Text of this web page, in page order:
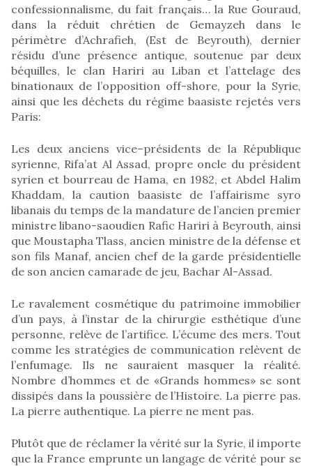
confessionnalisme, du fait français… la Rue Gouraud,
dans la réduit chrétien de Gemayzeh dans le
périmètre d’Achrafieh, (Est de Beyrouth), dernier
résidu d’une présence antique, soutenue par deux
béquilles, le clan Hariri au Liban et l’attelage des
binationaux de l’opposition off-shore, pour la Syrie,
ainsi que les déchets du régime baasiste rejetés vers
Paris:
Les deux anciens vice–présidents de la République
syrienne, Rifa’at Al Assad, propre oncle du président
syrien et bourreau de Hama, en 1982, et Abdel Halim
Khaddam, la caution baasiste de l’affairisme syro
libanais du temps de la mandature de l’ancien premier
ministre libano-saoudien Rafic Hariri à Beyrouth, ainsi
que Moustapha Tlass, ancien ministre de la défense et
son fils Manaf, ancien chef de la garde présidentielle
de son ancien camarade de jeu, Bachar Al-Assad.
Le ravalement cosmétique du patrimoine immobilier
d’un pays, à l’instar de la chirurgie esthétique d’une
personne, relève de l’artifice. L’écume des mers. Tout
comme les stratégies de communication relèvent de
l’enfumage. Ils ne sauraient masquer la réalité.
Nombre d’hommes et de «Grands hommes» se sont
dissipés dans la poussière de l’Histoire. La pierre pas.
La pierre authentique. La pierre ne ment pas.
Plutôt que de réclamer la vérité sur la Syrie, il importe
que la France emprunte un langage de vérité pour se